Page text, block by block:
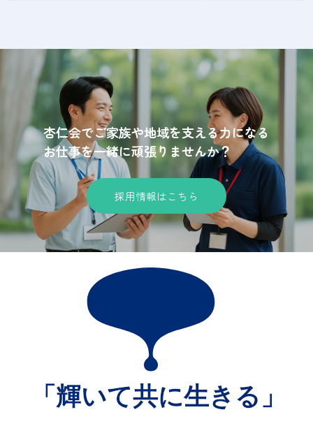
杏仁会でご家族や地域を支える力になる
お仕事を一緒に頑張りませんか？
採用情報はこちら